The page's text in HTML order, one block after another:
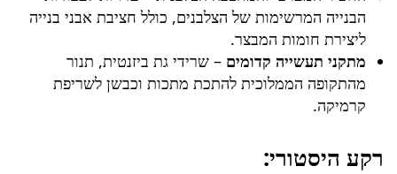
הבנייה המרשימות של הצלבנים, כולל חציבת אבני בנייה
ליצירת חומות המבצר.
מתקני תעשייה קדומים – שרידי גת ביזנטית, תנור
מהתקופה הממלוכית להתכת מתכות וכבשן לשריפת
קרמיקה.
רקע היסטורי: